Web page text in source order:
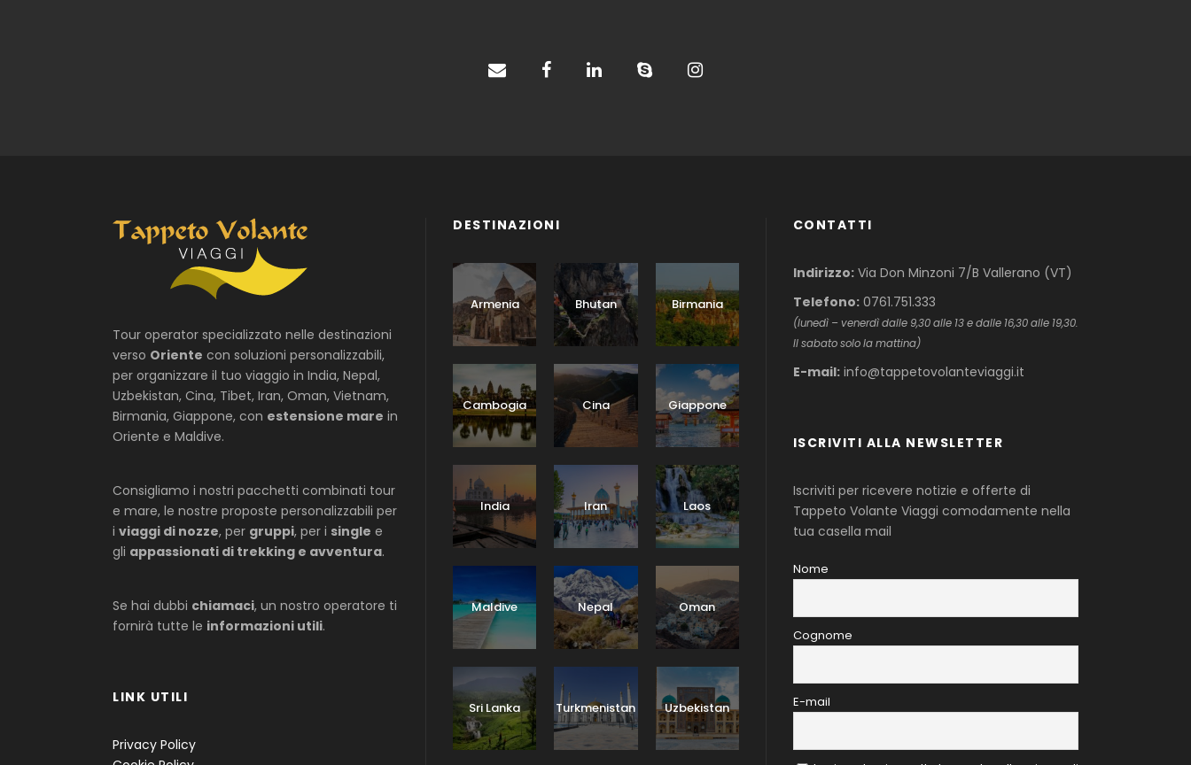
Tour operator specializzato nelle destinazioni
verso Oriente con soluzioni personalizzabili,
per organizzare il tuo viaggio in India, Nepal,
Uzbekistan, Cina, Tibet, Iran, Oman, Vietnam,
Birmania, Giappone, con estensione mare in
Oriente e Maldive.
Consigliamo i nostri pacchetti combinati tour
e mare, le nostre proposte personalizzabili per
i viaggi di nozze, per gruppi, per i single e
gli appassionati di trekking e avventura.
Se hai dubbi chiamaci, un nostro operatore ti
fornirà tutte le informazioni utili.
LINK UTILI
Privacy Policy
DESTINAZIONI
Armenia Bhutan Birmania
Cambogia Cina Giappone
India Iran Laos
Maldive Nepal Oman
Sri Lanka Turkmenistan Uzbekistan
CONTATTI
Indirizzo:Via Don Minzoni 7/B Vallerano (VT)
Telefono:0761.751.333
(lunedì – venerdì dalle 9,30 alle 13 e dalle 16,30 alle 19,30.
Il sabato solo la mattina)
E-mail:info@tappetovolanteviaggi.it
ISCRIVITI ALLA NEWSLETTER
Iscriviti per ricevere notizie e offerte di
Tappeto Volante Viaggi comodamente nella
tua casella mail
Nome
Cognome
E-mail